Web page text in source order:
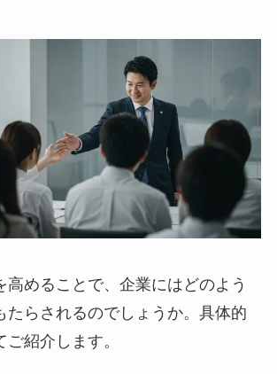
高めることで、企業にはどのよう
たらされるのでしょうか。具体的
紹介します。